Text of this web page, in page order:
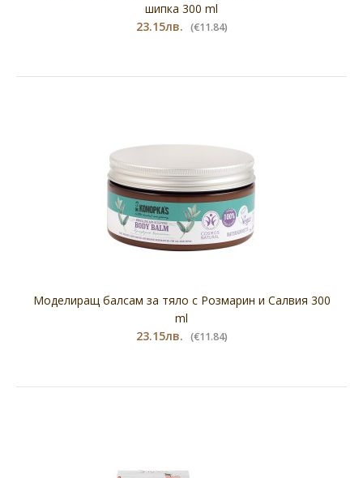
шипка 300 ml
23.15лв. (€11.84)
Моделиращ балсам за тяло с Розмарин и Салвия 300
ml
23.15лв. (€11.84)